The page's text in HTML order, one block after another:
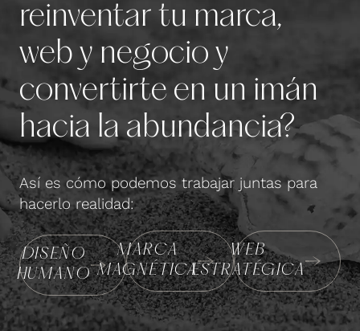
reinventar tu marca,
web y negocio y
convertirte en un imán
hacia la abundancia?
Así es cómo podemos trabajar juntas para
hacerlo realidad:
DISEÑO
HUMANO
MARCA
MAGNÉTICA
WEB
ESTRATÉGICA